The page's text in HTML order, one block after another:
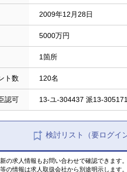
2009年12月28日
5000万円
1箇所
ト数 120名
認可 13-ユ-304437 派13-
検討リスト（要ログイン
の求人情報もお問い合わせで確認できます。
の情報は求人取扱会社から別途明示します。